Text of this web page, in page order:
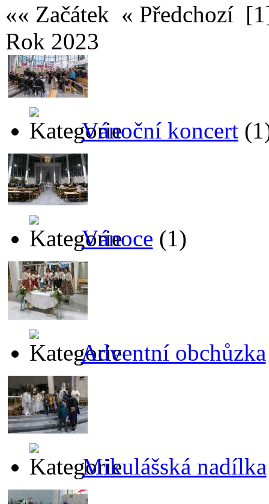
«« Začátek « Předchozí
Rok 2023
Vánoční koncert
Vánoce (1)
Adventní obchůzka
Mikulášská nadílka